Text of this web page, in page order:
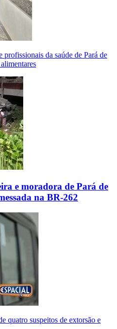
profissionais da saúde de Pará de
e moradora de Pará de
na BR-262
quatro suspeitos de extorsão e